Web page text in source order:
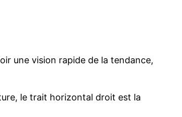
une vision rapide de la tendance,
le trait horizontal droit est la